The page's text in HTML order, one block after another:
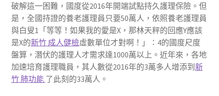
破解這一困難，國度從2016年開端試點持久護理保險。但
是，全國持證的養老護理員只要50萬人，依照養老護理員
與白叟1「等等！如果我的愛是X，那林天秤的回應Y應該
是X的新竹 成人健檢虛數單位才對啊！」∶4的國度尺度
盤算，潛伏的護理人才需求達1000萬以上。近年來，各地
加速培育護理職員，其人數從2016年的3萬多人增添到新
竹 肺功能 了此刻的33萬人。